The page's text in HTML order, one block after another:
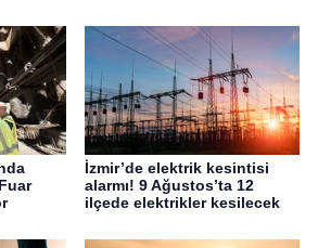
İzmir’de elektrik kesintisi
alarmı! 9 Ağustos’ta 12
ilçede elektrikler kesilecek